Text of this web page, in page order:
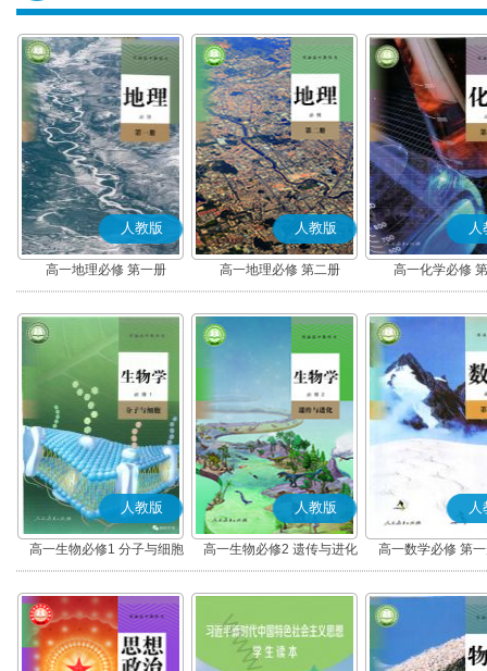
人教版
高一地理必修 第一册
人教版
高一地理必修 第二册
人
高一化学必修
人教版
高一生物必修1 分子与细胞
人教版
高一生物必修2 遗传与进化
人
高一数学必修 第